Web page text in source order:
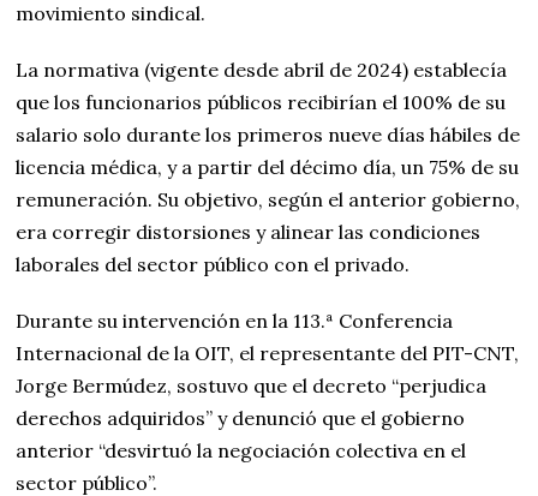
movimiento sindical.
La normativa (vigente desde abril de 2024) establecía
que los funcionarios públicos recibirían el 100% de su
salario solo durante los primeros nueve días hábiles de
licencia médica, y a partir del décimo día, un 75% de su
remuneración. Su objetivo, según el anterior gobierno,
era corregir distorsiones y alinear las condiciones
laborales del sector público con el privado.
Durante su intervención en la 113.ª Conferencia
Internacional de la OIT, el representante del PIT-CNT,
Jorge Bermúdez, sostuvo que el decreto “perjudica
derechos adquiridos” y denunció que el gobierno
anterior “desvirtuó la negociación colectiva en el
sector público”.